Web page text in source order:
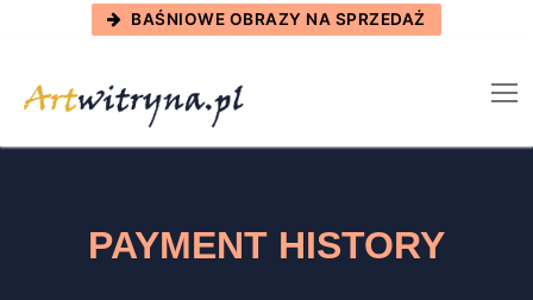
BAŚNIOWE OBRAZY NA SPRZEDAŻ
PAYMENT HISTORY